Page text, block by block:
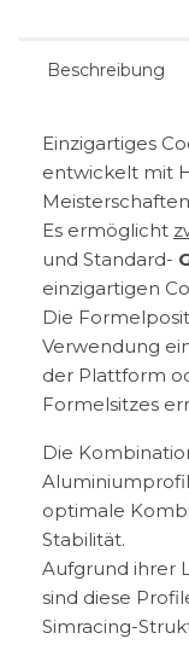
Beschreibung
Einzigartiges
entwickelt mit
Es ermöglicht
und Standard-
einzigartigen
Die
Verwendung
der Plattform
Formelsitzes
Die
optimale
Stabilität.
Aufgrund ihrer
sind diese
Simracing-